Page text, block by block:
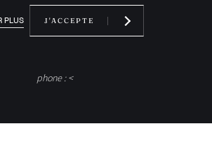
HWAM - Find a dealer HWAM -
phone : <
PLUS J'ACCEPTE